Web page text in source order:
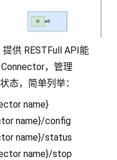
供 RESTFull API能
，管理
态，简单列举：
name}
name}/config
name}/status
name}/stop